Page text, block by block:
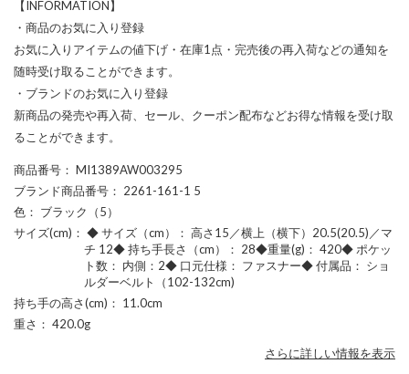
【INFORMATION】
・商品のお気に入り登録
お気に入りアイテムの値下げ・在庫1点・完売後の再入荷などの通知を
随時受け取ることができます。
・ブランドのお気に入り登録
新商品の発売や再入荷、セール、クーポン配布などお得な情報を受け取
ることができます。
商品番号 ： MI1389AW003295
ブランド商品番号 ： 2261-161-1 5
色 ： ブラック（5）
サイズ(cm) ： ◆ サイズ（cm）： 高さ15／横上（横下）20.5(20.5)／マ
チ 12◆ 持ち手長さ（cm）： 28◆重量(g)： 420◆ ポケッ
ト数： 内側：2◆ 口元仕様： ファスナー◆ 付属品： ショ
ルダーベルト（102-132cm)
持ち手の高さ(cm) ： 11.0cm
重さ ： 420.0g
さらに詳しい情報を表示